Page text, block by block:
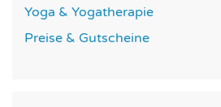
Yoga & Yogatherapie
Preise & Gutscheine